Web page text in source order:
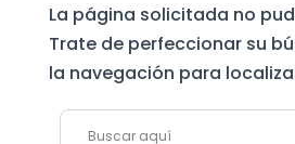
La página solicitada no
Trate de perfeccionar su
la navegación para